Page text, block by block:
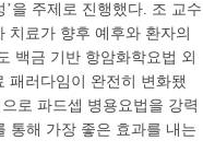
을 주제로 진행했다. 조 교수
치료가 향후 예후와 환자의
백금 기반 항암화학요법 외
패러다임이 완전히 변화됐
로 파드셉 병용요법을 강력
통해 가장 좋은 효과를 내는